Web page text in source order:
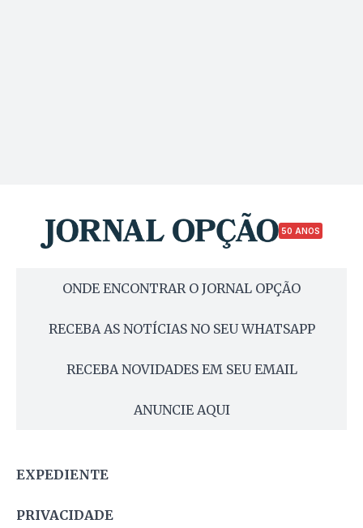
50 ANOS
ONDE ENCONTRAR O JORNAL OPÇÃO
RECEBA AS NOTÍCIAS NO SEU WHATSAPP
RECEBA NOVIDADES EM SEU EMAIL
ANUNCIE AQUI
EXPEDIENTE
PRIVACIDADE